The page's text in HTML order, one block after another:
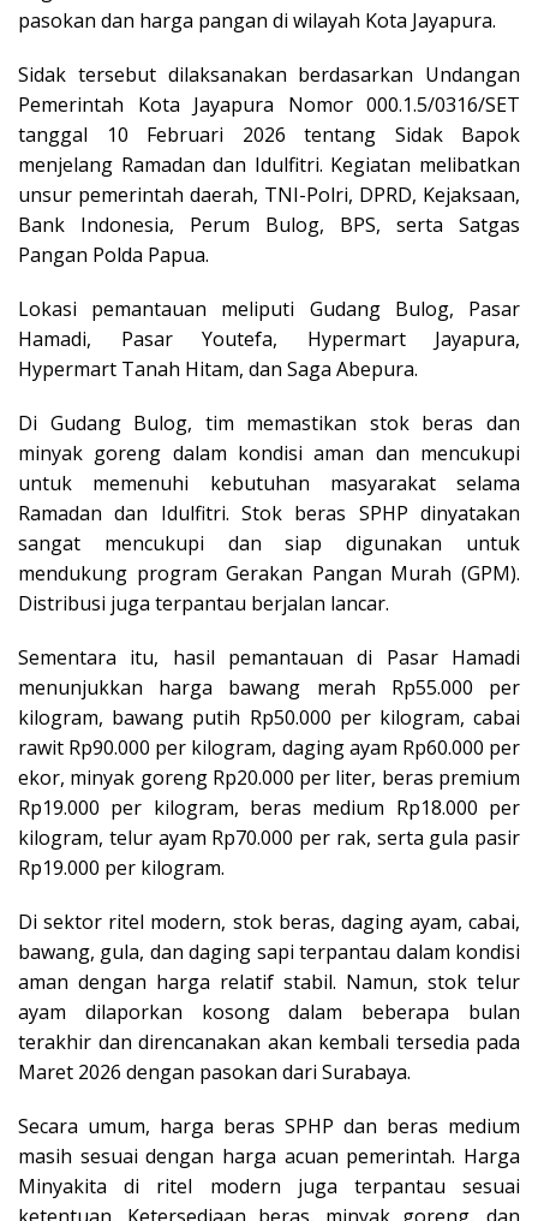
pasokan dan harga pangan di wilayah Kota Jayapura.
Sidak tersebut dilaksanakan berdasarkan Undangan
Pemerintah Kota Jayapura Nomor 000.1.5/0316/SET
tanggal 10 Februari 2026 tentang Sidak Bapok
menjelang Ramadan dan Idulfitri. Kegiatan melibatkan
unsur pemerintah daerah, TNI-Polri, DPRD, Kejaksaan,
Bank Indonesia, Perum Bulog, BPS, serta Satgas
Pangan Polda Papua.
Lokasi pemantauan meliputi Gudang Bulog, Pasar
Hamadi, Pasar Youtefa, Hypermart Jayapura,
Hypermart Tanah Hitam, dan Saga Abepura.
Di Gudang Bulog, tim memastikan stok beras dan
minyak goreng dalam kondisi aman dan mencukupi
untuk memenuhi kebutuhan masyarakat selama
Ramadan dan Idulfitri. Stok beras SPHP dinyatakan
sangat mencukupi dan siap digunakan untuk
mendukung program Gerakan Pangan Murah (GPM).
Distribusi juga terpantau berjalan lancar.
Sementara itu, hasil pemantauan di Pasar Hamadi
menunjukkan harga bawang merah Rp55.000 per
kilogram, bawang putih Rp50.000 per kilogram, cabai
rawit Rp90.000 per kilogram, daging ayam Rp60.000 per
ekor, minyak goreng Rp20.000 per liter, beras premium
Rp19.000 per kilogram, beras medium Rp18.000 per
kilogram, telur ayam Rp70.000 per rak, serta gula pasir
Rp19.000 per kilogram.
Di sektor ritel modern, stok beras, daging ayam, cabai,
bawang, gula, dan daging sapi terpantau dalam kondisi
aman dengan harga relatif stabil. Namun, stok telur
ayam dilaporkan kosong dalam beberapa bulan
terakhir dan direncanakan akan kembali tersedia pada
Maret 2026 dengan pasokan dari Surabaya.
Secara umum, harga beras SPHP dan beras medium
masih sesuai dengan harga acuan pemerintah. Harga
Minyakita di ritel modern juga terpantau sesuai